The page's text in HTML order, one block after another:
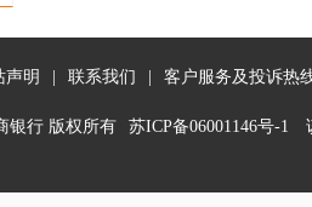
声明 联系我们 客户服务及投诉热
银行 版权所有 苏ICP备06001146号-1